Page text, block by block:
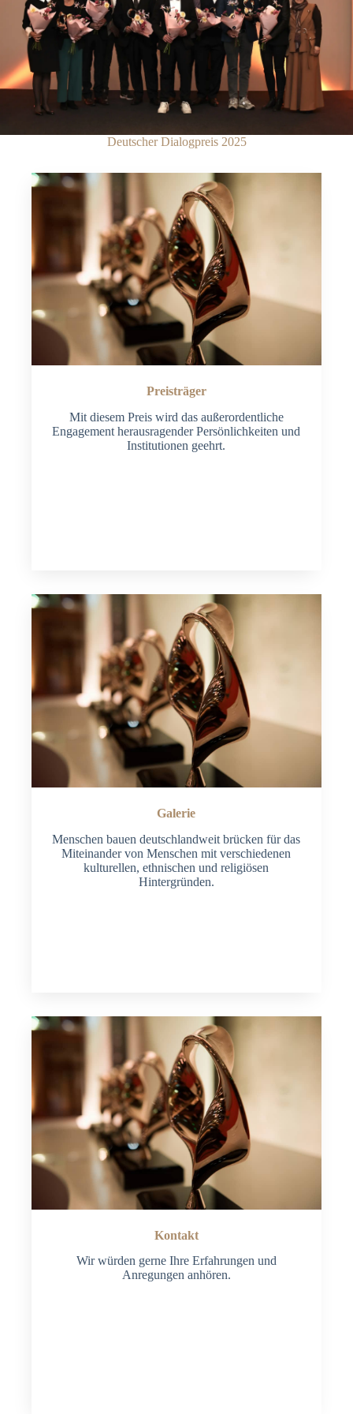
Deutscher Dialogpreis 2025
Preisträger
Mit diesem Preis wird das außerordentliche
Engagement herausragender Persönlichkeiten und
Institutionen geehrt.
Galerie
Menschen bauen deutschlandweit brücken für das
Miteinander von Menschen mit verschiedenen
kulturellen, ethnischen und religiösen
Hintergründen.
Kontakt
Wir würden gerne Ihre Erfahrungen und
Anregungen anhören.